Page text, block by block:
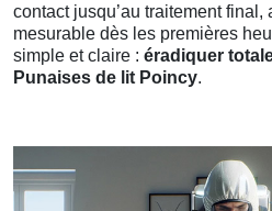
contact jusqu’au traitement final,
mesurable dès les premières
simple et claire : éradiquer
Punaises de lit Poincy.